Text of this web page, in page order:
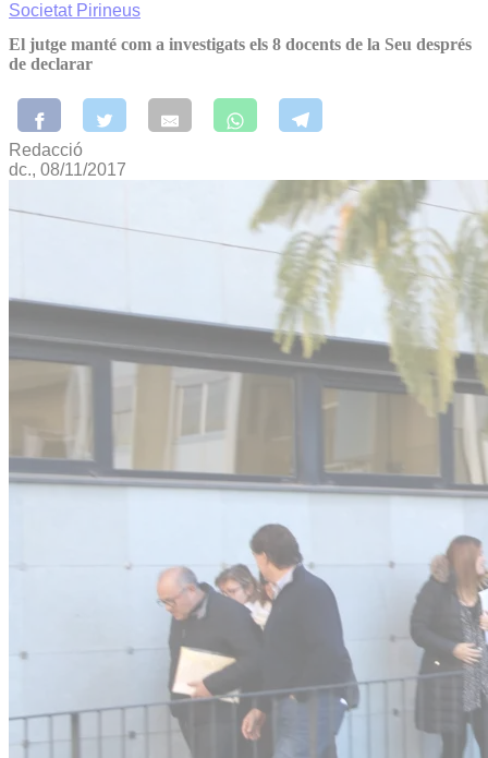
Societat Pirineus
El jutge manté com a investigats els 8 docents de la Seu després
de declarar
Redacció
dc., 08/11/2017